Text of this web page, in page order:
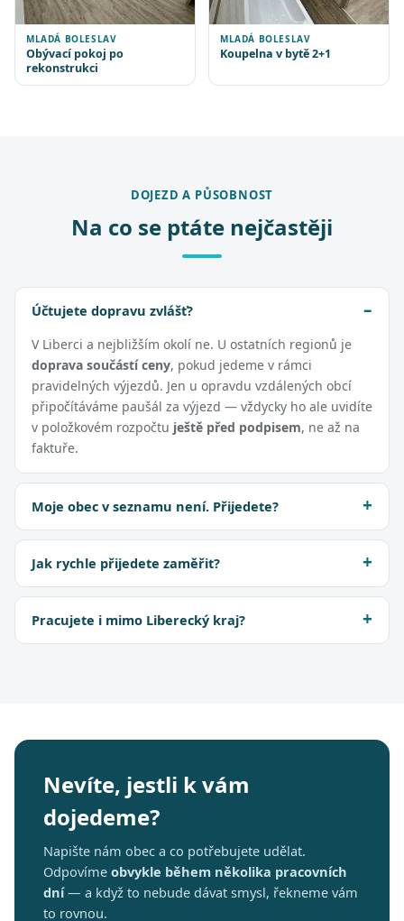
MLADÁ BOLESLAV
Obývací pokoj po
rekonstrukci
MLADÁ BOLESLAV
Koupelna v bytě 2+1
DOJEZD A PŮSOBNOST
Na co se ptáte nejčastěji
Účtujete dopravu zvlášť?
V Liberci a nejbližším okolí ne. U ostatních regionů je
doprava součástí ceny, pokud jedeme v rámci
pravidelných výjezdů. Jen u opravdu vzdálených obcí
připočítáváme paušál za výjezd — vždycky ho ale uvidíte
v položkovém rozpočtu ještě před podpisem, ne až na
faktuře.
Moje obec v seznamu není. Přijedete?
Jak rychle přijedete zaměřit?
Pracujete i mimo Liberecký kraj?
Nevíte, jestli k vám
dojedeme?
Napište nám obec a co potřebujete udělat.
Odpovíme obvykle během několika pracovních
dní— a když to nebude dávat smysl, řekneme vám
to rovnou.